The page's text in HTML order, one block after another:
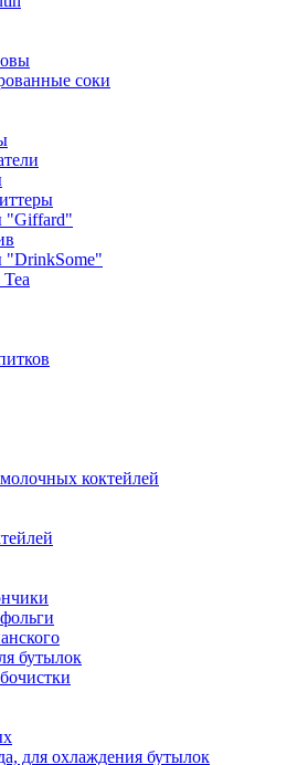
соки
"Giffard"
"DrinkSome"
коктейлей
бутылок
для охлаждения бутылок